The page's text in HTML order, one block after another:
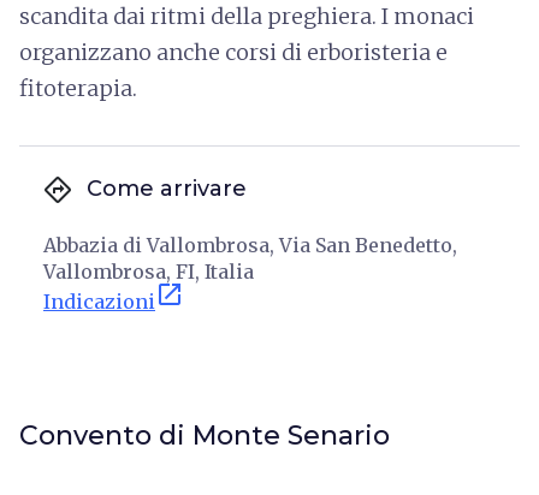
scandita dai ritmi della preghiera. I monaci
organizzano anche corsi di erboristeria e
fitoterapia.
directions Come arrivare
Abbazia di Vallombrosa, Via San Benedetto,
Vallombrosa, FI, Italia
Indicazioni open_in_new
Convento di Monte Senario